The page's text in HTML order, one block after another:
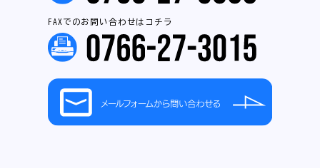
FAXでのお問い合わせはコチラ